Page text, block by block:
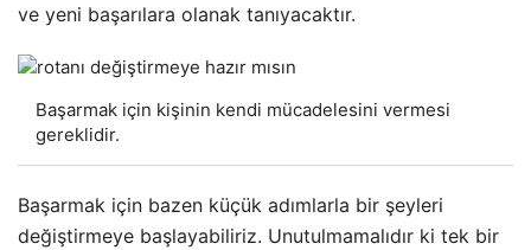
ve yeni başarılara olanak tanıyacaktır.
Başarmak için kişinin kendi mücadelesini vermesi
gereklidir.
Başarmak için bazen küçük adımlarla bir şeyleri
değiştirmeye başlayabiliriz. Unutulmamalıdır ki tek bir